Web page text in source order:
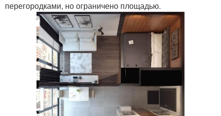
перегородками, но ограничено площадью.